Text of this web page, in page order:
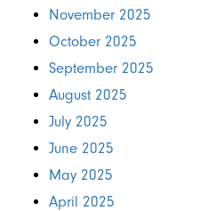
November 2025
October 2025
September 2025
August 2025
July 2025
June 2025
May 2025
April 2025